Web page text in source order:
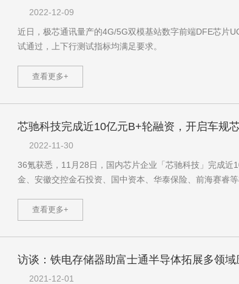
2022-12-09
近日，极芯通讯量产的4G/5G双模基站数字前端DFE
试通过，上下行测试指标均满足要求。
查看更多+
芯驰科技完成近10亿元B+轮融资，开启车规
2022-11-30
36氪获悉，11月28日，国内芯片企业「芯驰科技」完
金、安徽交控金石投资、国中资本、华泰保险、前海赛睿
查看更多+
访谈：铁电存储器助富士通半导体拓展多领域
2021-12-01